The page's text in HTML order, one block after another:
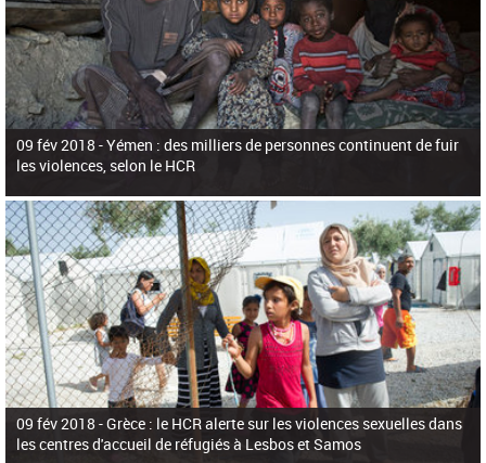
09 fév 2018 -Yémen : des milliers de personnes continuent de fuir
les violences, selon le HCR
09 fév 2018 -Grèce : le HCR alerte sur les violences sexuelles dans
les centres d'accueil de réfugiés à Lesbos et Samos